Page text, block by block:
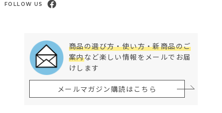
FOLLOW US
商品の選び方・使い方・新商品のご
案内など楽しい情報をメールでお届
けします
メールマガジン購読はこちら